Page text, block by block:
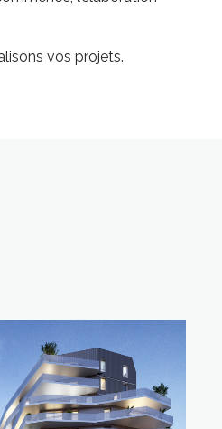
vos projets.